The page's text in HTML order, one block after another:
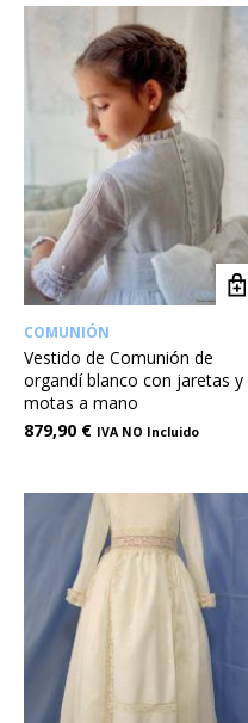
COMUNIÓN
Vestido de Comunión de
organdí blanco con jaretas y
motas a mano
879,90 € IVA NO Incluido